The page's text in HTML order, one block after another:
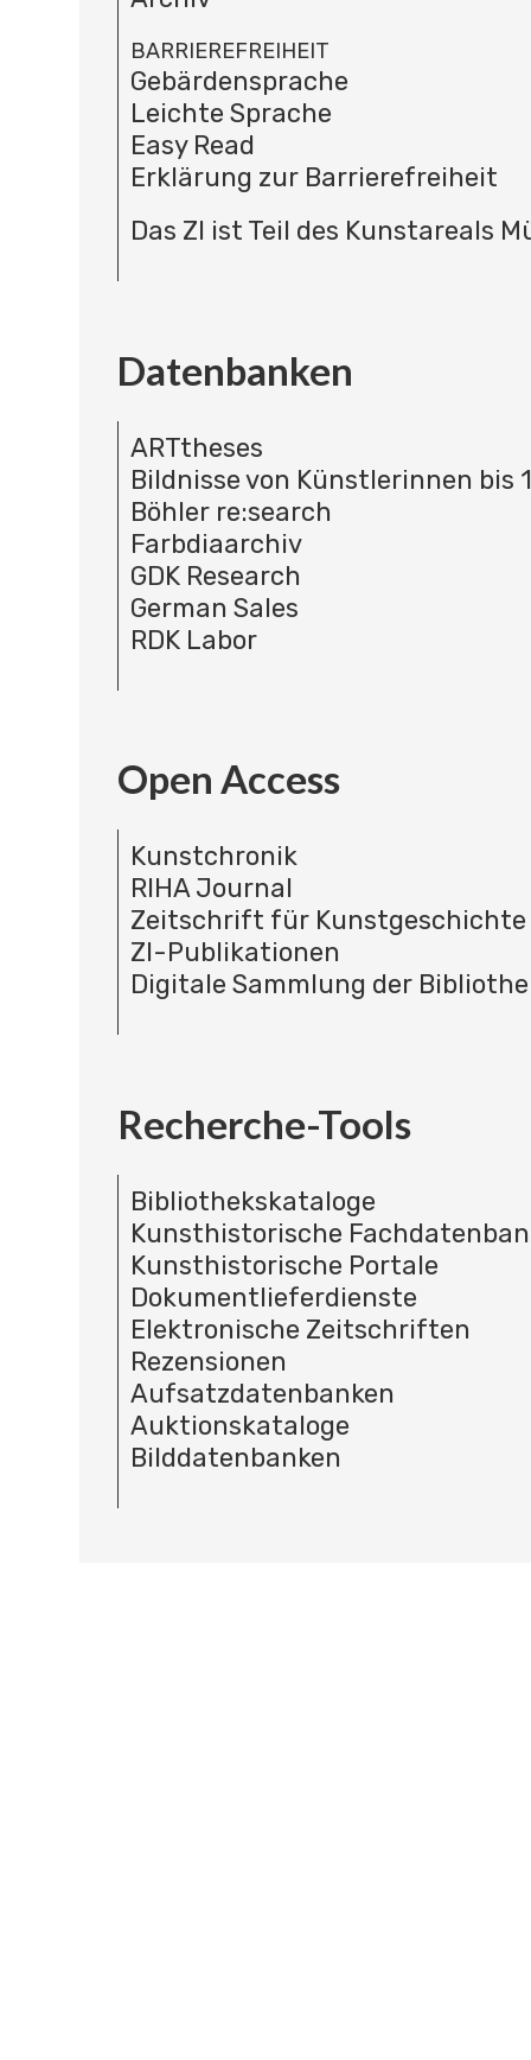
BARRIEREFREIHEIT
Gebärdensprache
Leichte Sprache
Easy Read
Erklärung zur Barrierefreiheit
Das ZI ist Teil des Kunstareals
Datenbanken
ARTtheses
Bildnisse von Künstlerinnen bis
Böhler re:search
Farbdiaarchiv
GDK Research
German Sales
RDK Labor
Open Access
Kunstchronik
RIHA Journal
Zeitschrift für Kunstgeschichte
ZI-Publikationen
Digitale Sammlung der
Recherche-Tools
Bibliothekskataloge
Kunsthistorische
Kunsthistorische Portale
Dokumentlieferdienste
Elektronische Zeitschriften
Rezensionen
Aufsatzdatenbanken
Auktionskataloge
Bilddatenbanken